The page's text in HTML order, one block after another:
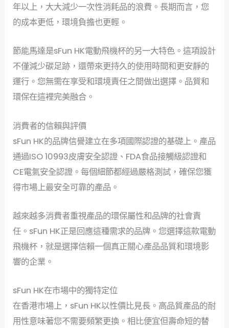
年以上，大大減少一次性消耗品的浪費。長期而言，您
的成本更低，環境負擔也更輕。
節能馬達是sFun HK電動飛機杯的另一大特色。這項設計
不僅減少碳足跡，還帶來更持久的使用時間和更安靜的
運行。您無需在享受和環境責任之間做出選擇。品質和
環保在這裡完美融合。
消費者的信賴與評價
sFun HK的品牌信譽建立在多項國際認證的基礎上。產品
通過ISO 10993皮膚安全認證、FDA食品接觸級認證和
CE電氣安全認證。每個細節都經過嚴格測試，確保您獲
得市場上最安全可靠的產品。
越來越多消費者重視產品的環保屬性和品牌的社會責
任。sFun HK正是回應這種需求的品牌。您選擇這款電動
飛機杯，就是選擇信賴一個真正關心產品品質和環境影
響的企業。
sFun HK在市場中的獨特定位
在香港市場上，sFun HK以性價比見長。高品質產品的耐
用性意味著您不需要頻繁更換。相比便宜但壽命短的替